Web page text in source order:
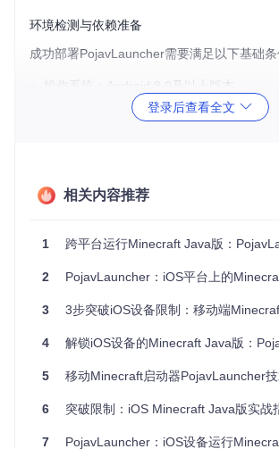
环境检测与依赖准备
成功部署PojavLauncher需要满足以下基础条
操作系统：Android 8.0及以上版本
存储要求：至少2GB可用空间
架构支持：ARM32/ARM64/x86/x86_64
git clone
登录后查看全文
相关内容推荐
1 跨平台运行Minecraft Java版：PojavLauncher的移动
2 PojavLauncher：iOS平台上的Minecraft Java版跨平台解
3 3步突破iOS设备限制：移动端Minecraft Java
4 解锁iOS设备的Minecraft Java版：PojavLauncher
5 移动Minecraft启动器PojavLauncher技术解
6 突破限制：iOS Minecraft Java版实战指南——从安装到精
7 PojavLauncher：iOS设备运行Minecraft Java版